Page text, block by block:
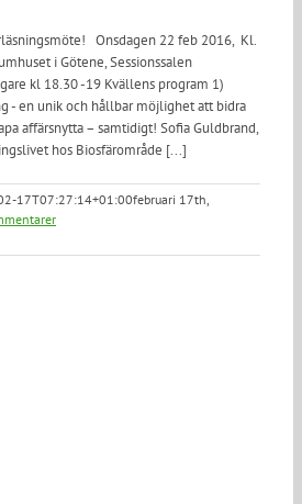
Onsdagen 22 feb 2016, Kl.
i Götene, Sessionssalen
kl 18.30 -19 Kvällens program 1)
- en unik och hållbar möjlighet att bidra
affärsnytta – samtidigt! Sofia Guldbrand,
hos Biosfärområde [...]
17T07:27:14+01:00februari 17th,